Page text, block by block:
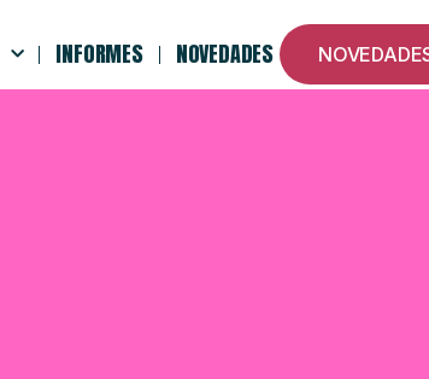
INFORMES NOVEDADES